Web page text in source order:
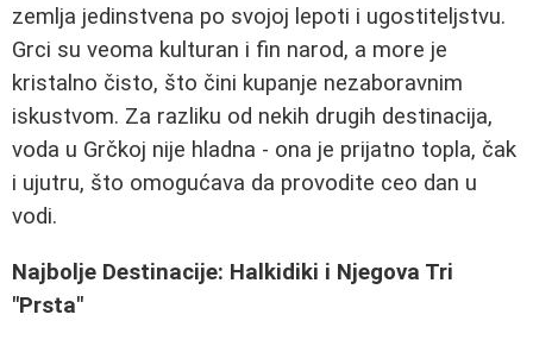
zemlja jedinstvena po svojoj lepoti i ugostiteljstvu.
Grci su veoma kulturan i fin narod, a more je
kristalno čisto, što čini kupanje nezaboravnim
iskustvom. Za razliku od nekih drugih destinacija,
voda u Grčkoj nije hladna - ona je prijatno topla, čak
i ujutru, što omogućava da provodite ceo dan u
vodi.
Najbolje Destinacije: Halkidiki i Njegova Tri
"Prsta"